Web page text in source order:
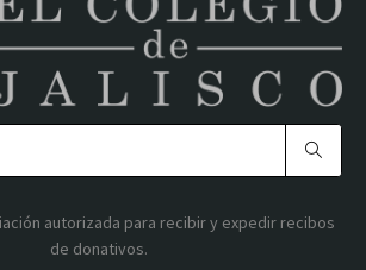
autorizada para recibir y expedir recibos
de donativos.